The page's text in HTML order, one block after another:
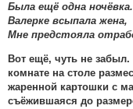
Была ещё одна ночёвка.
Валерке всыпала жена,
Мне предстояла
Вот ещё, чуть не
комнате на столе
жаренной картошки с
съёжившаяся до